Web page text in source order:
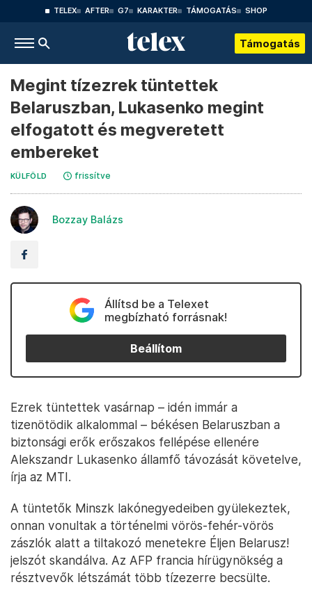
TELEX AFTER G7 KARAKTER TÁMOGATÁS SHOP
Támogatás
Megint tízezrek tüntettek
Belaruszban, Lukasenko megint
elfogatott és megveretett
embereket
KÜLFÖLD frissítve
Bozzay Balázs
Állítsd be a Telexet
megbízható forrásnak!
Beállítom
Ezrek tüntettek vasárnap – idén immár a
tizenötödik alkalommal – békésen Belaruszban a
biztonsági erők erőszakos fellépése ellenére
Alekszandr Lukasenko államfő távozását követelve,
írja az MTI.
A tüntetők Minszk lakónegyedeiben gyülekeztek,
onnan vonultak a történelmi vörös-fehér-vörös
zászlók alatt a tiltakozó menetekre Éljen Belarusz!
jelszót skandálva. Az AFP francia hírügynökség a
résztvevők létszámát több tízezerre becsülte.